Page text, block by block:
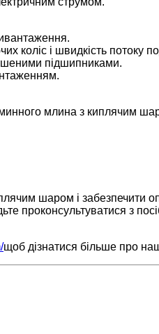
коліс і швидкість потоку
підшипниками.
млина з киплячим
шаром і забезпечити
проконсультуватися з
щоб дізнатися більше про